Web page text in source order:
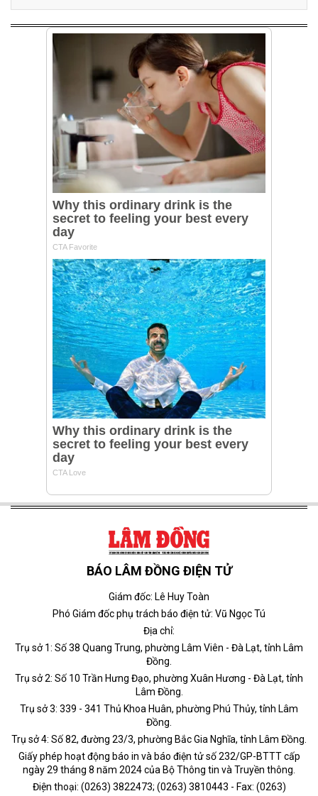
BÁO LÂM ĐỒNG ĐIỆN TỬ
Giám đốc: Lê Huy Toàn
Phó Giám đốc phụ trách báo điện tử: Vũ Ngọc Tú
Địa chỉ:
Trụ sở 1: Số 38 Quang Trung, phường Lâm Viên - Đà Lạt, tỉnh Lâm
Đồng.
Trụ sở 2: Số 10 Trần Hưng Đạo, phường Xuân Hương - Đà Lạt, tỉnh
Lâm Đồng.
Trụ sở 3: 339 - 341 Thủ Khoa Huân, phường Phú Thủy, tỉnh Lâm
Đồng.
Trụ sở 4: Số 82, đường 23/3, phường Bắc Gia Nghĩa, tỉnh Lâm Đồng.
Giấy phép hoạt động báo in và báo điện tử số 232/GP-BTTT cấp
ngày 29 tháng 8 năm 2024 của Bộ Thông tin và Truyền thông.
Điện thoại: (0263) 3822473; (0263) 3810443 - Fax: (0263)